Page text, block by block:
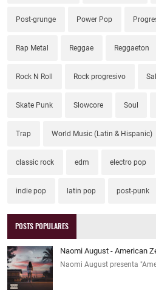
Post-grunge Power Pop
Rap Metal Reggae Reggaeton
Rock N Roll Rock progresivo
Skate Punk Slowcore Soul
Trap World Music (Latin & Hispanic)
classic rock edm electro pop
indie pop latin pop post-punk
POSTS POPULARES
Naomi August - American
Naomi August presenta